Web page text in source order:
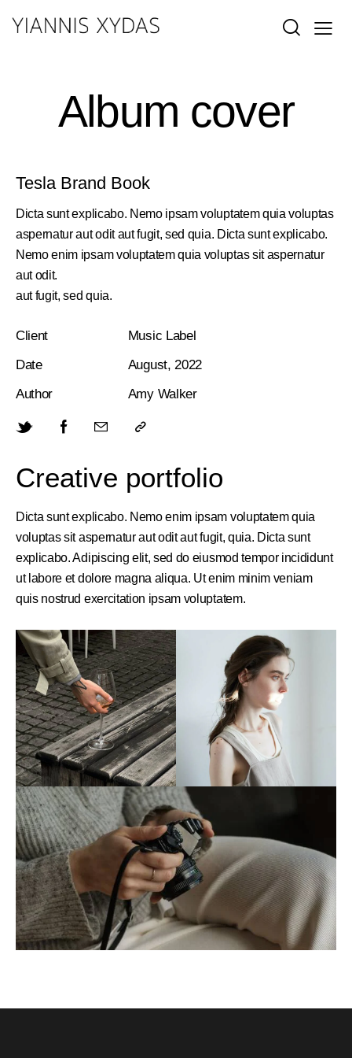
Album cover
Tesla Brand Book
Dicta sunt explicabo. Nemo ipsam voluptatem quia voluptas
aspernatur aut odit aut fugit, sed quia. Dicta sunt explicabo.
Nemo enim ipsam voluptatem quia voluptas sit aspernatur
aut odit.
aut fugit, sed quia.
Client
Music Label
Date
August, 2022
Author
Amy Walker
Creative portfolio
Dicta sunt explicabo. Nemo enim ipsam voluptatem quia
voluptas sit aspernatur aut odit aut fugit, quia. Dicta sunt
explicabo. Adipiscing elit, sed do eiusmod tempor incididunt
ut labore et dolore magna aliqua. Ut enim minim veniam
quis nostrud exercitation ipsam voluptatem.